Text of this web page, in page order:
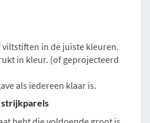
in de juiste kleuren.
in kleur. (of geprojecteerd
als iedereen klaar is.
strijkparels